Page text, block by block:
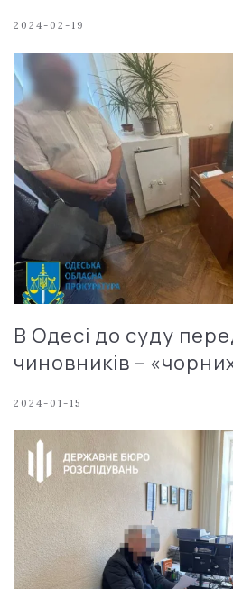
2024-02-19
В Одесі до суду
чиновників –
2024-01-15